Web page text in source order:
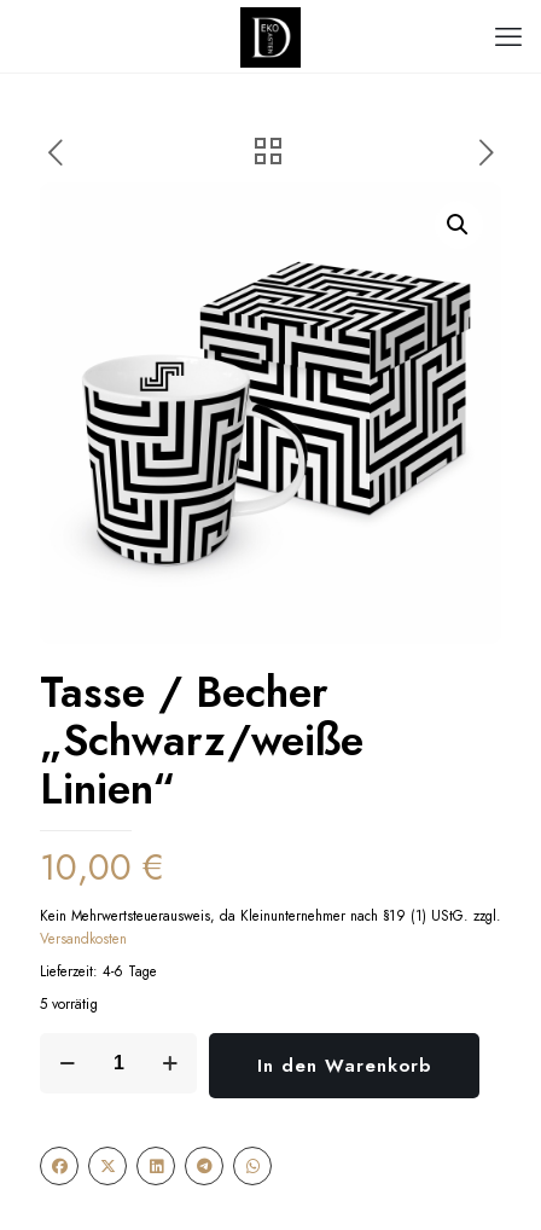
Tasse / Becher
„Schwarz/weiße
Linien“
10,00 €
Kein Mehrwertsteuerausweis, da Kleinunternehmer nach §19 (1) UStG. zzgl.
Versandkosten
Lieferzeit: 4-6 Tage
5 vorrätig
Menge
In den Warenkorb